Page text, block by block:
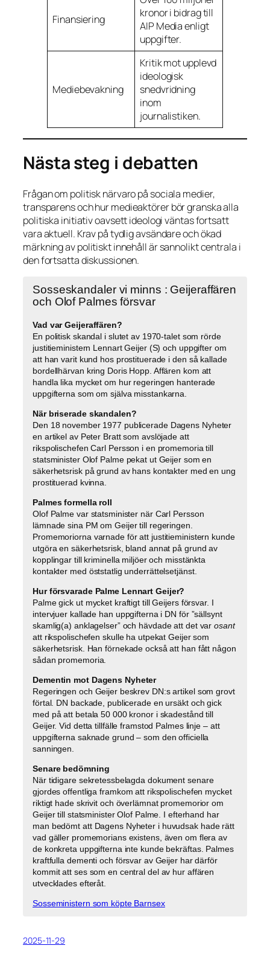
Finansiering
kronor i bidrag till
AIP Media enligt
uppgifter.
Mediebevakning
Kritik mot upplevd
ideologisk
snedvridning
inom
journalistiken.
Nästa steg i debatten
Frågan om politisk närvaro på sociala medier,
transparens och hur medieaktörer bör granska alla
politiska initiativ oavsett ideologi väntas fortsatt
vara aktuell. Krav på tydlig avsändare och ökad
märkning av politiskt innehåll är sannolikt centrala i
den fortsatta diskussionen.
Sosseskandaler vi minns : Geijeraffären
och Olof Palmes försvar
Vad var Geijeraffären?
En politisk skandal i slutet av 1970-talet som rörde
justitieministern Lennart Geijer (S) och uppgifter om
att han varit kund hos prostituerade i den så kallade
bordellhärvan kring Doris Hopp. Affären kom att
handla lika mycket om hur regeringen hanterade
uppgifterna som om själva misstankarna.
När briserade skandalen?
Den 18 november 1977 publicerade Dagens Nyheter
en artikel av Peter Bratt som avslöjade att
rikspolischefen Carl Persson i en promemoria till
statsminister Olof Palme pekat ut Geijer som en
säkerhetsrisk på grund av hans kontakter med en ung
prostituerad kvinna.
Palmes formella roll
Olof Palme var statsminister när Carl Persson
lämnade sina PM om Geijer till regeringen.
Promemoriorna varnade för att justitieministern kunde
utgöra en säkerhetsrisk, bland annat på grund av
kopplingar till kriminella miljöer och misstänkta
kontakter med öststatlig underrättelsetjänst.
Hur försvarade Palme Lennart Geijer?
Palme gick ut mycket kraftigt till Geijers försvar. I
intervjuer kallade han uppgifterna i DN för ”sällsynt
skamlig(a) anklagelser” och hävdade att det varosant
att rikspolischefen skulle ha utpekat Geijer som
säkerhetsrisk. Han förnekade också att han fått någon
sådan promemoria.
Dementin mot Dagens Nyheter
Regeringen och Geijer beskrev DN:s artikel som grovt
förtal. DN backade, publicerade en ursäkt och gick
med på att betala 50 000 kronor i skadestånd till
Geijer. Vid detta tillfälle framstod Palmes linje – att
uppgifterna saknade grund – som den officiella
sanningen.
Senare bedömning
När tidigare sekretessbelagda dokument senare
gjordes offentliga framkom att rikspolischefen mycket
riktigt hade skrivit och överlämnat promemorior om
Geijer till statsminister Olof Palme. I efterhand har
man bedömt att Dagens Nyheter i huvudsak hade rätt
vad gäller promemorians existens, även om flera av
de konkreta uppgifterna inte kunde bekräftas. Palmes
kraftfulla dementi och försvar av Geijer har därför
kommit att ses som en central del av hur affären
utvecklades efteråt.
Sosseministern som köpte Barnsex
2025-11-29